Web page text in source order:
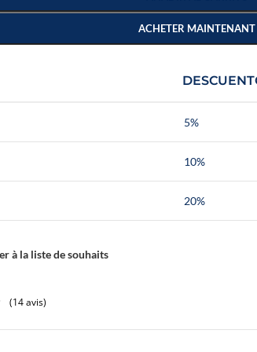
ACHETER MAINTENANT
5%
10%
20%
à la liste de souhaits
(14 avis)